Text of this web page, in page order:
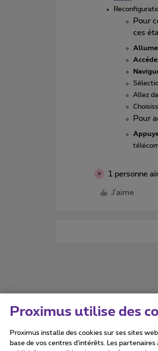
Pour
ces
Allez
Pour
B 1 personne
J'aime
Proximus utilise des
Proximus installe des cookies sur ses sites
base de vos centres d’intérêts. Les